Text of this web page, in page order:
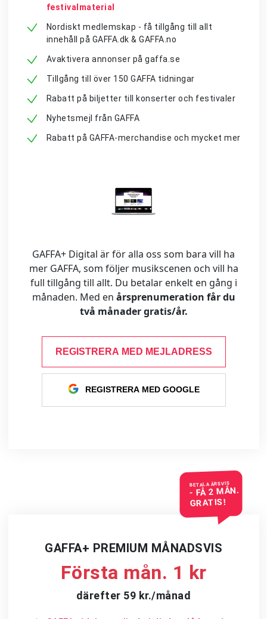
festivalmaterial
Nordiskt medlemskap - få tillgång till allt
innehåll på GAFFA.dk & GAFFA.no
Avaktivera annonser på gaffa.se
Tillgång till över 150 GAFFA tidningar
Rabatt på biljetter till konserter och festivaler
Nyhetsmejl från GAFFA
Rabatt på GAFFA-merchandise och mycket mer
GAFFA+ Digital är för alla oss som bara vill ha
mer GAFFA, som följer musikscenen och vill ha
full tillgång till allt. Du betalar enkelt en gång i
månaden. Med en årsprenumeration får du
två månader gratis/år.
REGISTRERA MED MEJLADRESS
REGISTRERA MED GOOGLE
BETALA ÅRSVIS
- FÅ 2 MÅN.
GRATIS!
GAFFA+ PREMIUM MÅNADSVIS
Första mån. 1 kr
därefter 59 kr./månad